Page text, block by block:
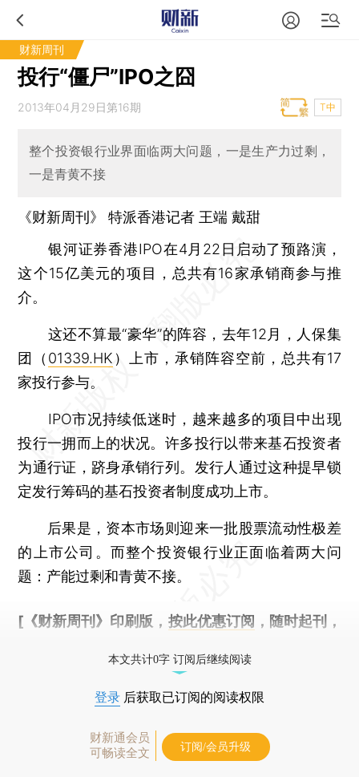
财新周刊
投行“僵尸”IPO之囧
2013年04月29日第16期 T中
整个投资银行业界面临两大问题，一是生产力过剩，
一是青黄不接
《财新周刊》 特派香港记者 王端 戴甜
银河证券香港IPO在4月22日启动了预路演，
这个15亿美元的项目，总共有16家承销商参与推
介。
这还不算最“豪华”的阵容，去年12月，人保集
团（ 01339.HK ）上市，承销阵容空前，总共有17
家投行参与。
IPO市况持续低迷时，越来越多的项目中出现
投行一拥而上的状况。许多投行以带来基石投资者
为通行证，跻身承销行列。发行人通过这种提早锁
定发行筹码的基石投资者制度成功上市。
后果是，资本市场则迎来一批股票流动性极差
的上市公司。而整个投资银行业正面临着两大问
题：产能过剩和青黄不接。
[《财新周刊》印刷版， 按此优惠订阅 ，随时起刊，
本文共计0字 订阅后继续阅读
登录 后获取已订阅的阅读权限
财新通会员
可畅读全文
订阅/会员升级